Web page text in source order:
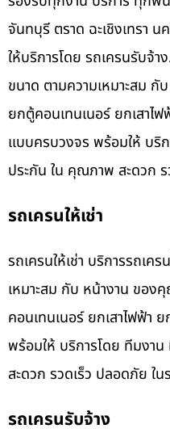
จันทบุรี ตราด ฉะเชิงเทรา
ให้บริการโดย รถเครนรับจ้า
ขนาด ตามความเหมาะสม
ยกตู้คอนเทนเนอร์ ยกเสาไ
แบบครบวงจร พร้อมให้ บริ
ประกัน ใน คุณภาพ สะดวก
รถเครนให้เช่า
รถเครนให้เช่า บริการรถเค
เหมาะสม กับ หน้างาน ขอ
คอนเทนเนอร์ ยกเสาไฟฟ้า
พร้อมให้ บริการโดย ทีมงา
สะดวก รวดเร็ว ปลอดภัย ใน
รถเครนรับจ้าง